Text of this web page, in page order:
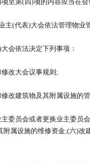
第(四)项的内容应当在会
(代表)大会依法管理物业
依法决定下列事项：
改大会议事规则;
建筑物及其附属设施的
员会或者更换业主委员会
附属设施的维修资金;(六)改